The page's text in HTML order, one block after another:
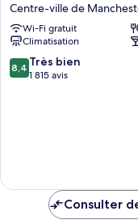
By
Sunday
Centre-
ville
de
Centre-ville de
Wi-Fi gratuit
Climatisation
8.4
sur
8,4 Très bien
1 815 avis
Consulter